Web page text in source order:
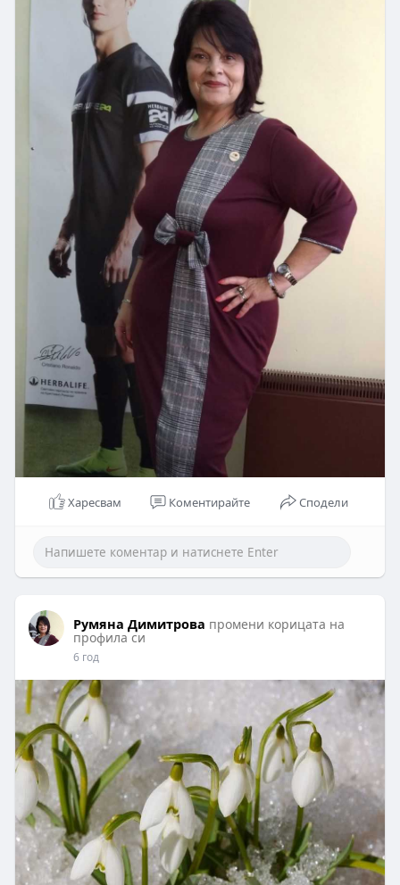
Харесвам Коментирайте Сподели
Румяна Димитрова промени корицата на
профила си
6 год